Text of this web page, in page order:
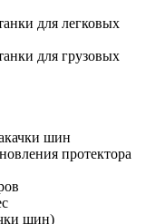
для легковых
для грузовых
шин
протектора
шин)